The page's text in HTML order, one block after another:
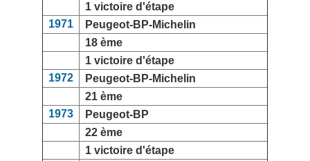
1 victoire d'étape
1971
Peugeot-BP-Michelin
18 ème
1 victoire d'étape
1972
Peugeot-BP-Michelin
21 ème
1973
Peugeot-BP
22 ème
1 victoire d'étape